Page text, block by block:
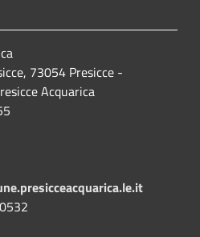
73054 Presicce -
Acquarica